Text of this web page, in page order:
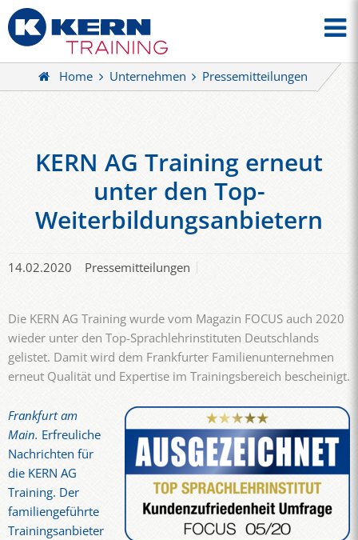
Home Unternehmen Pressemitteilungen
KERN AG Training erneut
unter den Top-
Weiterbildungsanbietern
14.02.2020 Pressemitteilungen
Die KERN AG Training wurde vom Magazin FOCUS auch 2020
wieder unter den Top-Sprachlehrinstituten Deutschlands
gelistet. Damit wird dem Frankfurter Familienunternehmen
erneut Qualität und Expertise im Trainingsbereich bescheinigt.
Frankfurt am
Main. Erfreuliche
Nachrichten für
die KERN AG
Training. Der
familiengeführte
Trainingsanbieter